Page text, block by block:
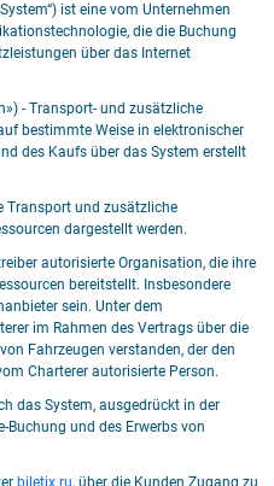
ist eine vom Unternehmen
die die Buchung
über das Internet
- Transport- und zusätzliche
bestimmte Weise in elektronischer
des Kaufs über das System erstellt
Transport und zusätzliche
dargestellt werden.
autorisierte Organisation, die ihre
bereitstellt. Insbesondere
sein. Unter dem
im Rahmen des Vertrags über die
Fahrzeugen verstanden, der den
Charterer autorisierte Person.
das System, ausgedrückt in der
Buchung und des Erwerbs von
biletix.ru, über die Kunden Zugang zu